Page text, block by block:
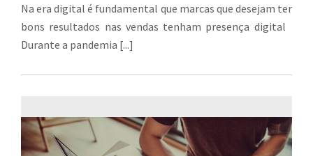
Na era digital é fundamental que marcas que desejam ter
bons resultados nas vendas tenham presença digital
Durante a pandemia [...]